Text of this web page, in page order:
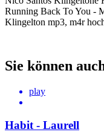
Running Back To You -
Klingelton mp3, m4r
Sie können
play
Habit - Laurell